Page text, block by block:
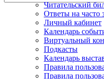
Читательский
Ответы на часто
Личный кабинет
Календарь
Виртуальный
Подкасты
Календарь
Правила
Правила